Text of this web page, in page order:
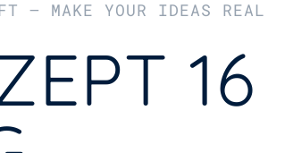
– MAKE YOUR IDEAS REAL
16